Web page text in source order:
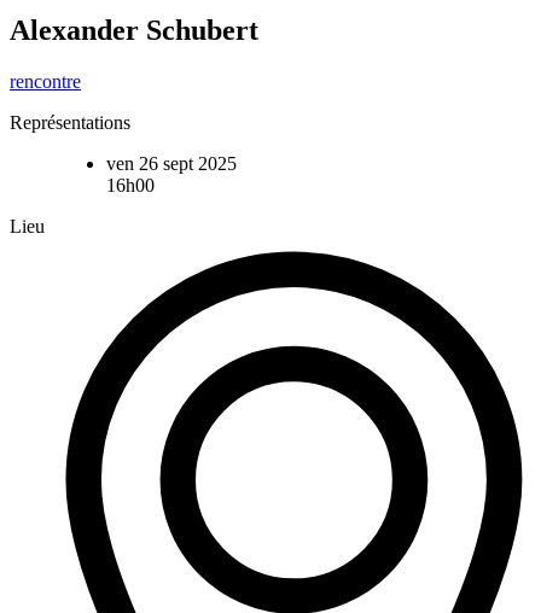
Alexander Schubert
rencontre
Représentations
ven 26 sept 2025
16h00
Lieu